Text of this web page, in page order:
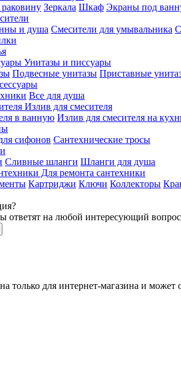
Зеркала Шкаф Экраны под
и душа Смесители для умывальника
Унитазы и писсуары
Подвесные унитазы Приставные
Все для душа
Излив для смесителя
в ванную Излив для смесителя на
сифонов Сантехнические тросы
Сливные шланги Шланги для душа
Для ремонта сантехники
Картриджи Ключи Коллекторы
ответят на любой интересующий вопрос
только для интернет-магазина и